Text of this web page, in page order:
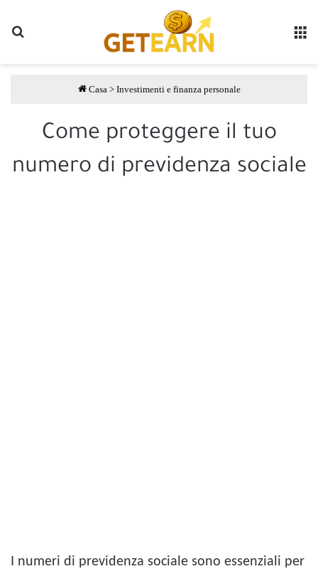
Casa > Investimenti e finanza personale
Come proteggere il tuo
numero di previdenza sociale
I numeri di previdenza sociale sono essenziali per